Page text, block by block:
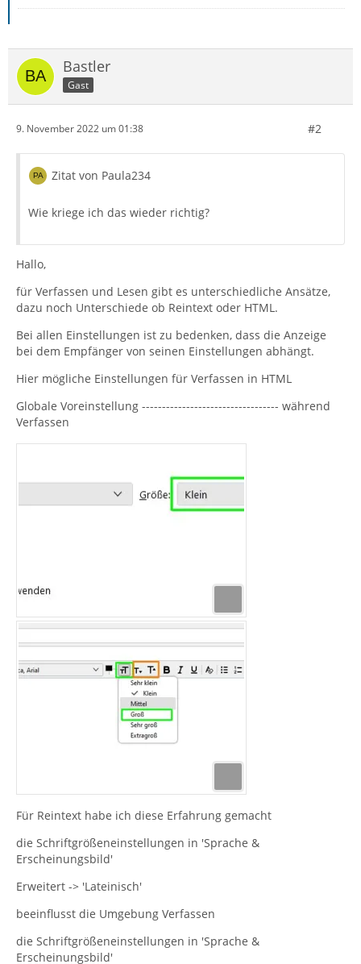
Bastler
Gast
9. November 2022 um 01:38 #2
Zitat von Paula234
Wie kriege ich das wieder richtig?
Hallo,
für Verfassen und Lesen gibt es unterschiedliche Ansätze,
dazu noch Unterschiede ob Reintext oder HTML.
Bei allen Einstellungen ist zu bedenken, dass die Anzeige
bei dem Empfänger von seinen Einstellungen abhängt.
Hier mögliche Einstellungen für Verfassen in HTML
Globale Voreinstellung ---------------------------------- während
Verfassen
Für Reintext habe ich diese Erfahrung gemacht
die Schriftgrößeneinstellungen in 'Sprache &
Erscheinungsbild'
Erweitert -> 'Lateinisch'
beeinflusst die Umgebung Verfassen
die Schriftgrößeneinstellungen in 'Sprache &
Erscheinungsbild'